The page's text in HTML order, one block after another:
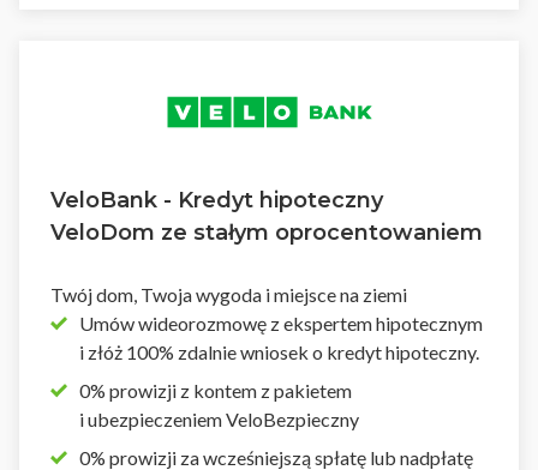
VeloBank - Kredyt hipoteczny
VeloDom ze stałym oprocentowaniem
Twój dom, Twoja wygoda i miejsce na ziemi
Umów wideorozmowę z ekspertem hipotecznym
i złóż 100% zdalnie wniosek o kredyt hipoteczny.
0% prowizji z kontem z pakietem
i ubezpieczeniem VeloBezpieczny
0% prowizji za wcześniejszą spłatę lub nadpłatę